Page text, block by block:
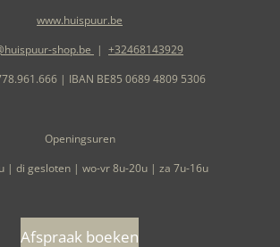
www.huispuur.be
shop.be | +32468143929
| IBAN BE85 0689 4809 5306
Openingsuren
| di gesloten | wo-vr 8u-20u | za 7u-16u
Afspraak boeken